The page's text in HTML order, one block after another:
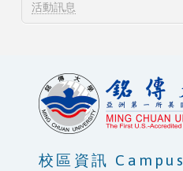
活動訊息
校區資訊 Campus